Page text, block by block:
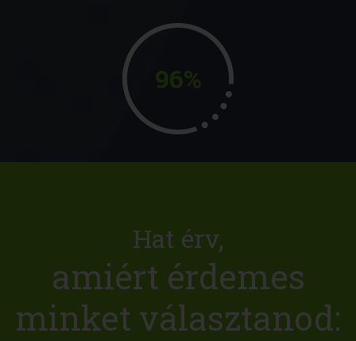
96%
Hat érv,
amiért érdemes
minket választanod: